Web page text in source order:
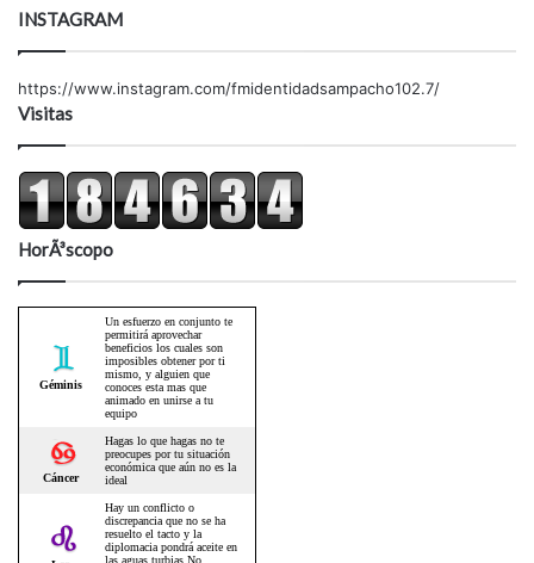
INSTAGRAM
https://www.instagram.com/fmidentidadsampacho102.7/
Visitas
HorÃ³scopo